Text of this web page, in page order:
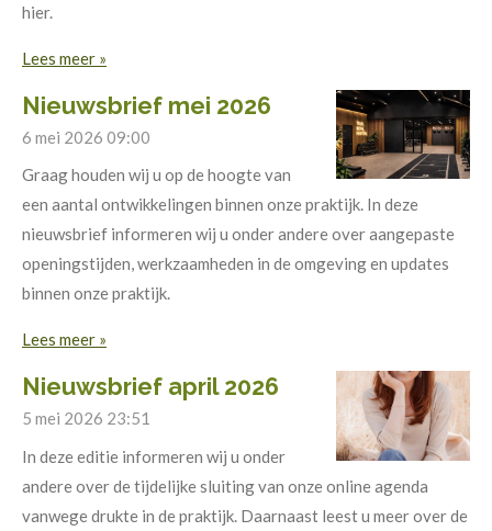
hier.
Lees meer »
Nieuwsbrief mei 2026
6 mei 2026 09:00
Graag houden wij u op de hoogte van
een aantal ontwikkelingen binnen onze praktijk. In deze
nieuwsbrief informeren wij u onder andere over aangepaste
openingstijden, werkzaamheden in de omgeving en updates
binnen onze praktijk.
Lees meer »
Nieuwsbrief april 2026
5 mei 2026 23:51
In deze editie informeren wij u onder
andere over de tijdelijke sluiting van onze online agenda
vanwege drukte in de praktijk. Daarnaast leest u meer over de